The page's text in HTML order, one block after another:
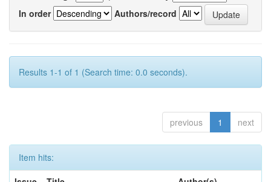
In order
Authors/record
Results 1-1 of 1 (Search time: 0.0 seconds).
previous 1 next
Item hits: